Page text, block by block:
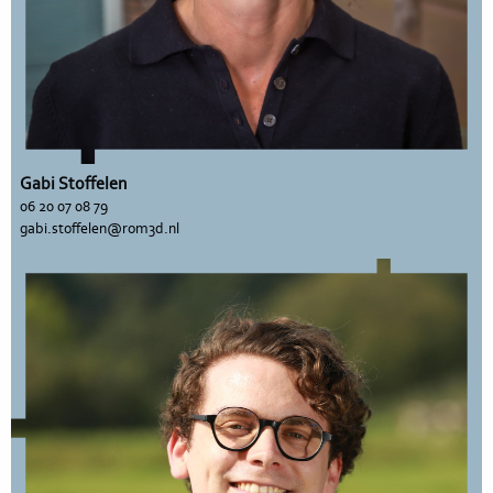
Gabi Stoffelen
06 20 07 08 79
gabi.stoffelen@rom3d.nl